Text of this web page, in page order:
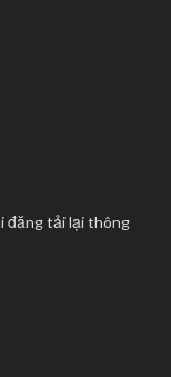
đăng tải lại thông